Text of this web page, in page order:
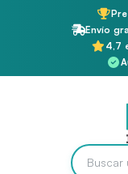
Envío
4,7